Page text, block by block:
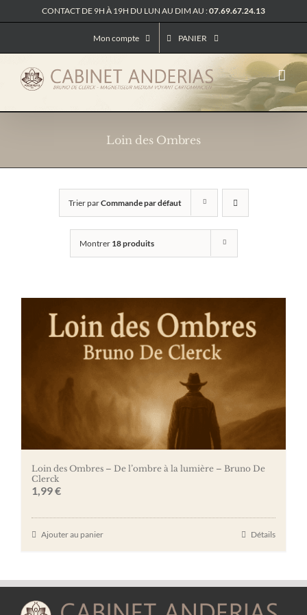
au
CONTACT DE 9H À 19H DU LUN AU DIM AU :07.69.67.24.13
Mon compte PANIER
Loin des Ombres
Trier parCommande par défaut
Montrer 18 produits
Loin des Ombres – De l’ombre à la lumière – Bruno De
Clerck
1,99€
Ajouter au panier Détails